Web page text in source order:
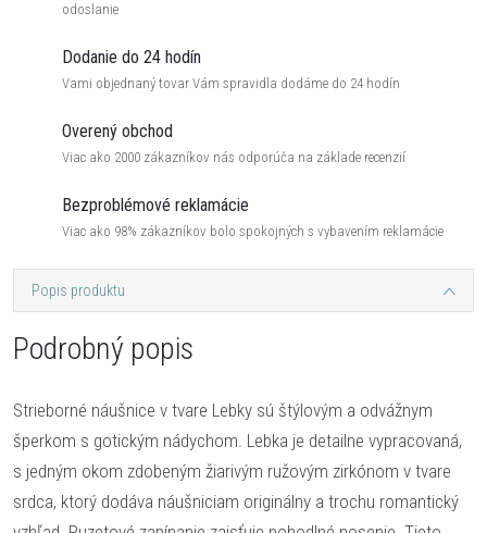
odoslanie
Dodanie do 24 hodín
Vami objednaný tovar Vám spravidla dodáme do 24 hodín
Overený obchod
Viac ako 2000 zákazníkov nás odporúča na základe recenzií
Bezproblémové reklamácie
Viac ako 98% zákazníkov bolo spokojných s vybavením reklamácie
Popis produktu
Podrobný popis
Strieborné náušnice v tvare Lebky sú štýlovým a odvážnym
šperkom s gotickým nádychom. Lebka je detailne vypracovaná,
s jedným okom zdobeným žiarivým ružovým zirkónom v tvare
srdca, ktorý dodáva náušniciam originálny a trochu romantický